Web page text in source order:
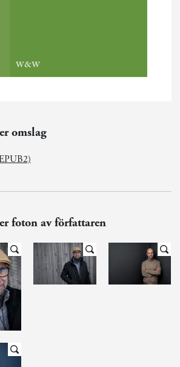
omslag
foton av författaren